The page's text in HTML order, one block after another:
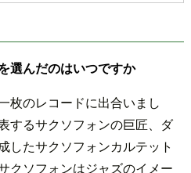
んだのはいつですか
枚のレコードに出合いまし
するサクソフォンの巨匠、ダ
したサクソフォンカルテット
クソフォンはジャズのイメー